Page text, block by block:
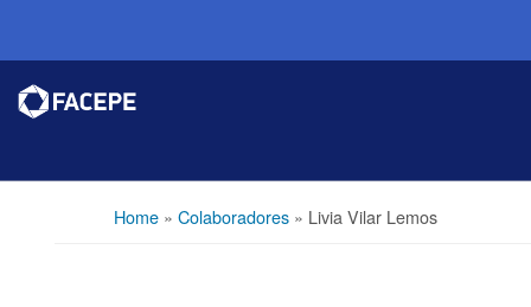
Home» Colaboradores» Livia Vilar Lemos